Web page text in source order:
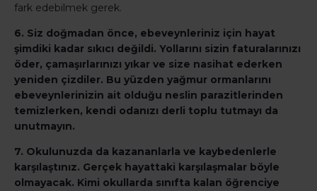
fark edebilmek gerek.
6. Siz doğmadan önce, ebeveynleriniz için hayat
şimdiki kadar sıkıcı değildi. Yollarını sizin faturalarınızı
öder, çamaşırlarınızı yıkar ve size nasihat ederken
yeniden çizdiler. Bu yüzden yağmur ormanlarını
ebeveynlerinizin ait olduğu neslin parazitlerinden
temizlerken, kendi odanızı derli toplu tutmayı da
unutmayın.
7. Okulunuzda da kazananlarla ve kaybedenlerle
karşılaştınız. Gerçek hayattaki karşılaşmalar böyle
olmayacak. Kimi okullarda sınıfta kalan öğrenciye